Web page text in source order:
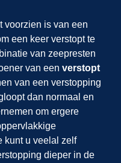
voorzien is van een
een keer verstopt te
van zeepresten
van een verstopt
van een verstopping
dan normaal en
om ergere
kunt u veelal zelf
dieper in de